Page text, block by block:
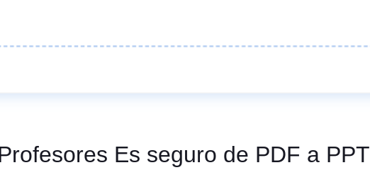
Es seguro de PDF a PPT